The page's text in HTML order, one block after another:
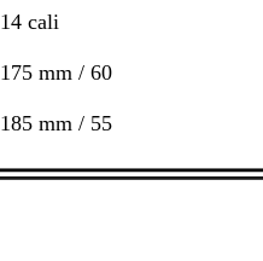
14 cali
175 mm / 60
185 mm / 55